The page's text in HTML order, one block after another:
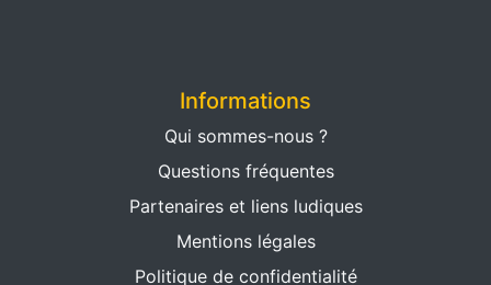
Informations
Qui sommes-nous ?
Questions fréquentes
Partenaires et liens ludiques
Mentions légales
Politique de confidentialité